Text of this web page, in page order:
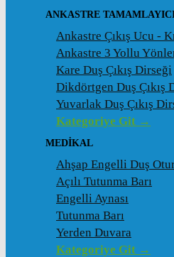
ANKASTRE
Ankastre Çıkış Ucu -
Ankastre 3 Yollu
Kare Duş Çıkış Dirseği
Dikdörtgen Duş Çıkış
Yuvarlak Duş Çıkış
Kategoriye Git →
MEDİKAL
Ahşap Engelli Duş
Açılı Tutunma Barı
Engelli Aynası
Tutunma Barı
Yerden Duvara
Kategoriye Git →